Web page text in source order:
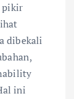
pikir
dibekali
ini